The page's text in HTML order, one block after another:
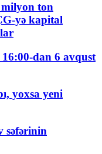
milyon ton
yə kapital
dan 6 avqust
yoxsa yeni
səfərinin